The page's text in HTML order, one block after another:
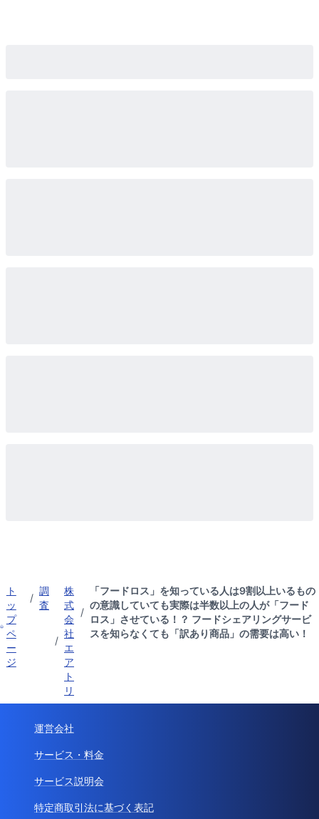
ト
ッ
プ
ペ
ー
ジ
/
調
査
/
株
式
会
社
エ
ア
ト
リ
/
「フードロス」を知っている人は9割以上いるもの
の意識していても実際は半数以上の人が「フード
ロス」させている！？ フードシェアリングサービ
スを知らなくても「訳あり商品」の需要は高い！
運営会社
サービス・料金
サービス説明会
特定商取引法に基づく表記